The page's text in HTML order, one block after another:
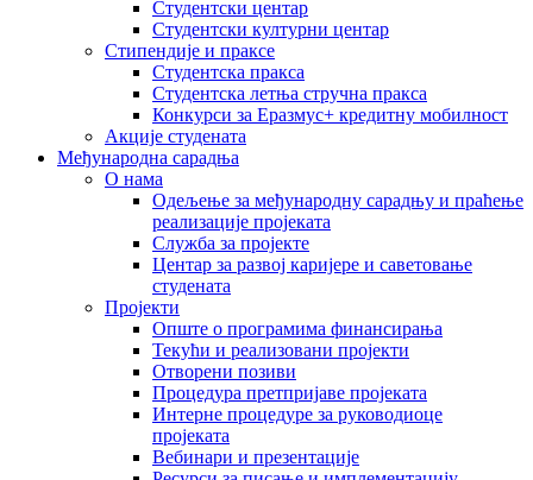
Студентски центар
Студентски културни центар
Стипендије и праксе
Студентска пракса
Студентска летња стручна пракса
Конкурси за Еразмус+ кредитну мобилност
Акције студената
Међународна сарадња
О нама
Одељење за међународну сарадњу и праћење
реализације пројеката
Служба за пројекте
Центар за развој каријере и саветовање
студената
Пројекти
Опште о програмима финансирања
Текући и реализовани пројекти
Отворени позиви
Процедура претпријаве пројеката
Интерне процедуре за руководиоце
пројеката
Вебинари и презентације